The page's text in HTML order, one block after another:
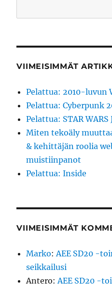
VIIMEISIMMÄT
Pelattua: 2010-luvun
Pelattua: Cyberpunk
Pelattua: STAR
Miten tekoäly
& kehittäjän roolia
muistiinpanot
Pelattua: Inside
VIIMEISIMMÄT
Marko: AEE SD20 -
seikkailusi
Antero: AEE SD20 -